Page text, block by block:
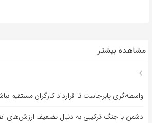
مشاهده بیشتر
واسطه‌گری پابرجاست تا قرارداد کارگران مستقیم
دشمن با جنگ ترکیبی به دنبال تضعیف ارزش‌های